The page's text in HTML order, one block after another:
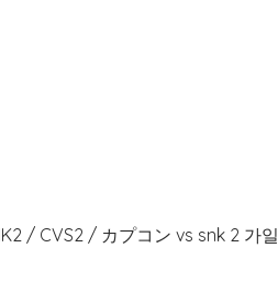
/ CVS2 / カプコン vs snk 2 가일